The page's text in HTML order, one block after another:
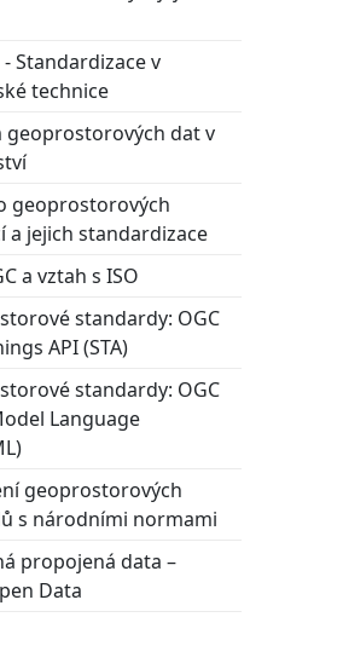
Standardizace v
technice
geoprostorových dat v
geoprostorových
a jejich standardizace
a vztah s ISO
standardy: OGC
API (STA)
standardy: OGC
Language
geoprostorových
s národními normami
propojená data –
Data